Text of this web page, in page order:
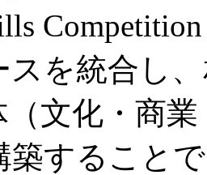
スを統合し
（文化・商
築すること